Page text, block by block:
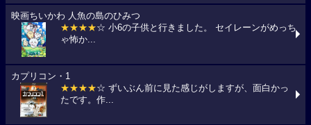
映画ちいかわ 人魚の島のひみつ
★★★★☆ 小6の子供と行きました。 セイレーンがめっち
ゃ怖か...
カプリコン・1
★★★★☆ ずいぶん前に見た感じがしますが、面白かっ
たです。作...